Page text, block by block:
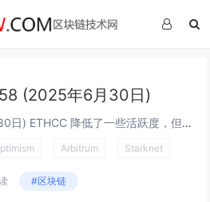
(2025年6月30日)
治理回顾 #58 (2025年6月30日) ETHCC 降低了一些活跃度，但仍然保持着节奏。 L2BEAT 现在在 Substack 上了！ 我们为每周的治理通讯添加了一个新的家：l2beatgov.substack.com。...
Arbitrum Starknet
#区块链